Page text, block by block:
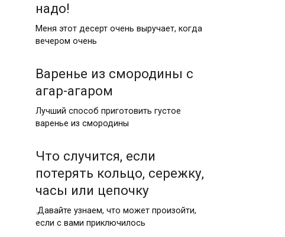
надо!
Меня этот десерт очень выручает, когда
вечером очень
Варенье из смородины с
агар-агаром
Лучший способ приготовить густое
варенье из смородины
Что случится, если
потерять кольцо, сережку,
часы или цепочку
.Давайте узнаем, что может произойти,
если с вами приключилось